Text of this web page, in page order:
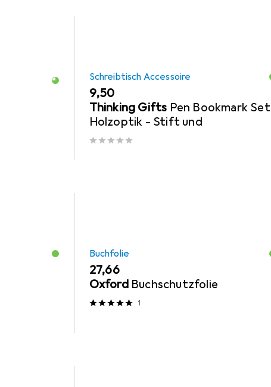
Schreibtisch Accessoire
EUR
9,50
Thinking Gifts Pen Bookmark Set
Holzoptik - Stift und
Buchfolie
EUR
27,66
Oxford Buchschutzfolie
1